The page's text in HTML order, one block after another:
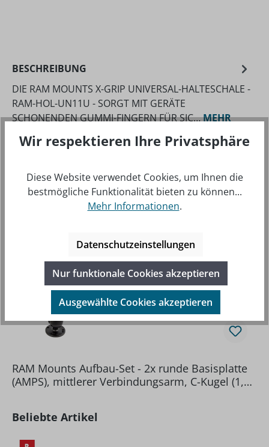
BESCHREIBUNG
DIE RAM MOUNTS X-GRIP UNIVERSAL-HALTESCHALE -
RAM-HOL-UN11U - SORGT MIT GERÄTE
SCHONENDEN GUMMI-FINGERN FÜR SIC…MEHR
Produktgalerie überspringen
RAM Mounts Aufbau-Set - 2x runde Basisplatte
(AMPS), mittlerer Verbindungsarm, C-Kugel (1,5
Produktgalerie überspringen
Beliebte Artikel
Wir respektieren Ihre Privatsphäre
Diese Website verwendet Cookies, um Ihnen die
bestmögliche Funktionalität bieten zu können...
Mehr Informationen.
Datenschutzeinstellungen
Nur funktionale Cookies akzeptieren
Ausgewählte Cookies akzeptieren